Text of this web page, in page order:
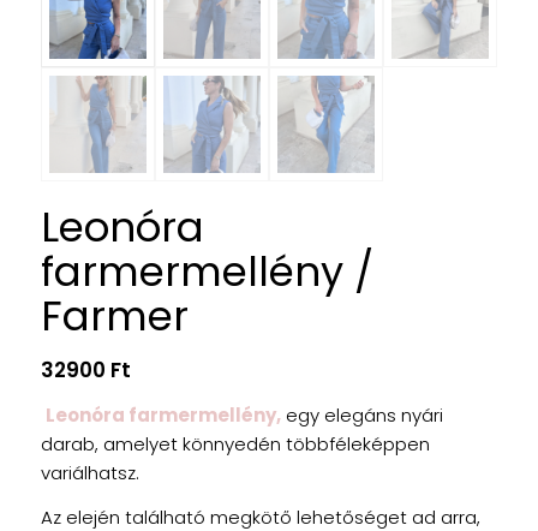
Leonóra
farmermellény /
Farmer
32900 Ft
Leonóra farmermellény,egy elegáns nyári
darab, amelyet könnyedén többféleképpen
variálhatsz.
Az elején található megkötő lehetőséget ad arra,